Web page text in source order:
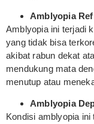
Amblyopia
Amblyopia ini terjadi
yang tidak bisa
akibat rabun dekat
mendukung mata
menutup atau
Amblyopia
Kondisi amblyopia